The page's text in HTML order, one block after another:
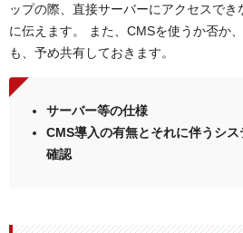
ップの際、直接サーバーにアクセスで
に伝えます。 また、CMSを使うか否か
も、予め共有しておきます。
サーバー等の仕様
CMS導入の有無とそれに伴うシ
確認